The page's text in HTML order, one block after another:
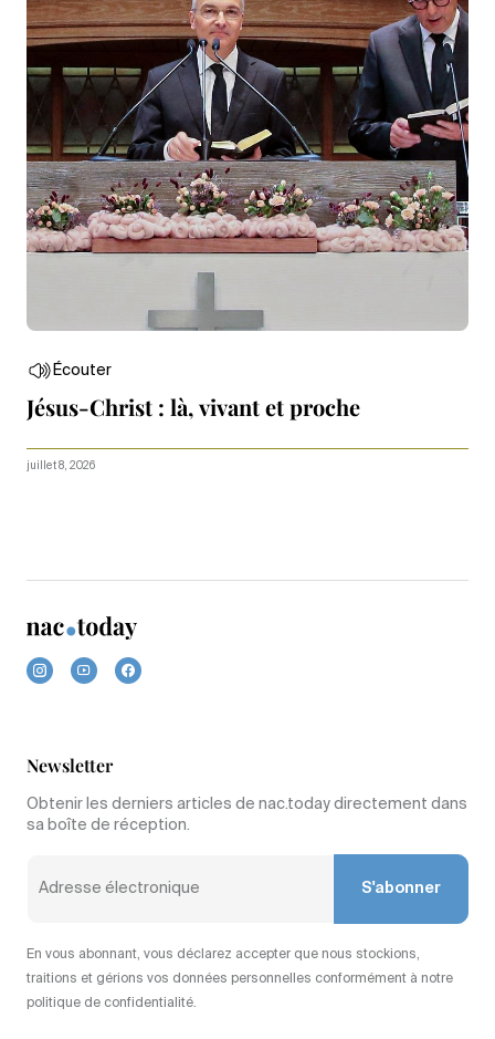
Écouter
Jésus-Christ : là, vivant et proche
juillet 8, 2026
Newsletter
Obtenir les derniers articles de nac.today directement dans
sa boîte de réception.
S'abonner
En vous abonnant, vous déclarez accepter que nous stockions,
traitions et gérions vos données personnelles conformément à notre
politique de confidentialité.